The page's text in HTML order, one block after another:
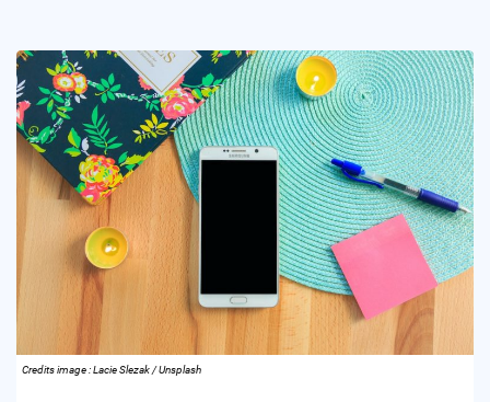
Credits image : Lacie Slezak / Unsplash